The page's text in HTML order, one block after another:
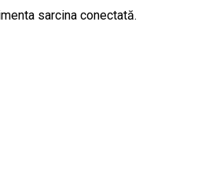
sarcina conectată.